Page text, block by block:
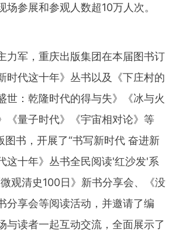
场参展和参观人数超10万人次。
力军，重庆出版集团在本届图书订
时代这十年》丛书以及《下庄村的
世：乾隆时代的得与失》《冰与火
《量子时代》《宇宙相对论》等
图书，开展了“书写新时代 奋进新
十年》丛书全民阅读'红沙发'系
观清史100日》新书分享会、《没
分享会等阅读活动，并邀请了编
与读者一起互动交流，全面展示了